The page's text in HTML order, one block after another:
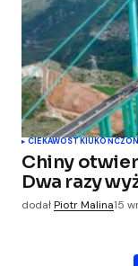
CIEKAWOSTKI
Chiny
Dwa razy
dodałPiotr Malina15